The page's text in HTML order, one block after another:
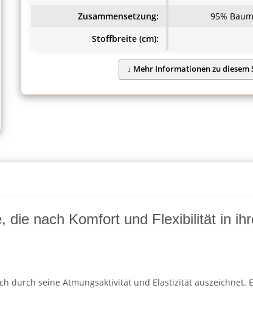
Zusammensetzung:
95%
Stoffbreite (cm):
die nach Komfort und Flexibilität in
durch seine Atmungsaktivität und Elastizität auszeichnet.